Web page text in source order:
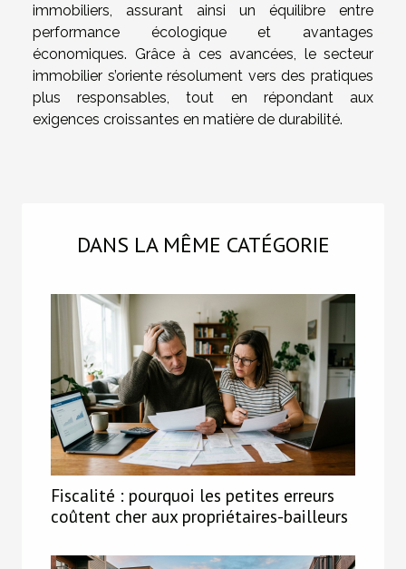
immobiliers, assurant ainsi un équilibre entre
performance écologique et avantages
économiques. Grâce à ces avancées, le secteur
immobilier s’oriente résolument vers des pratiques
plus responsables, tout en répondant aux
exigences croissantes en matière de durabilité.
DANS LA MÊME CATÉGORIE
Fiscalité : pourquoi les petites erreurs
coûtent cher aux propriétaires-bailleurs